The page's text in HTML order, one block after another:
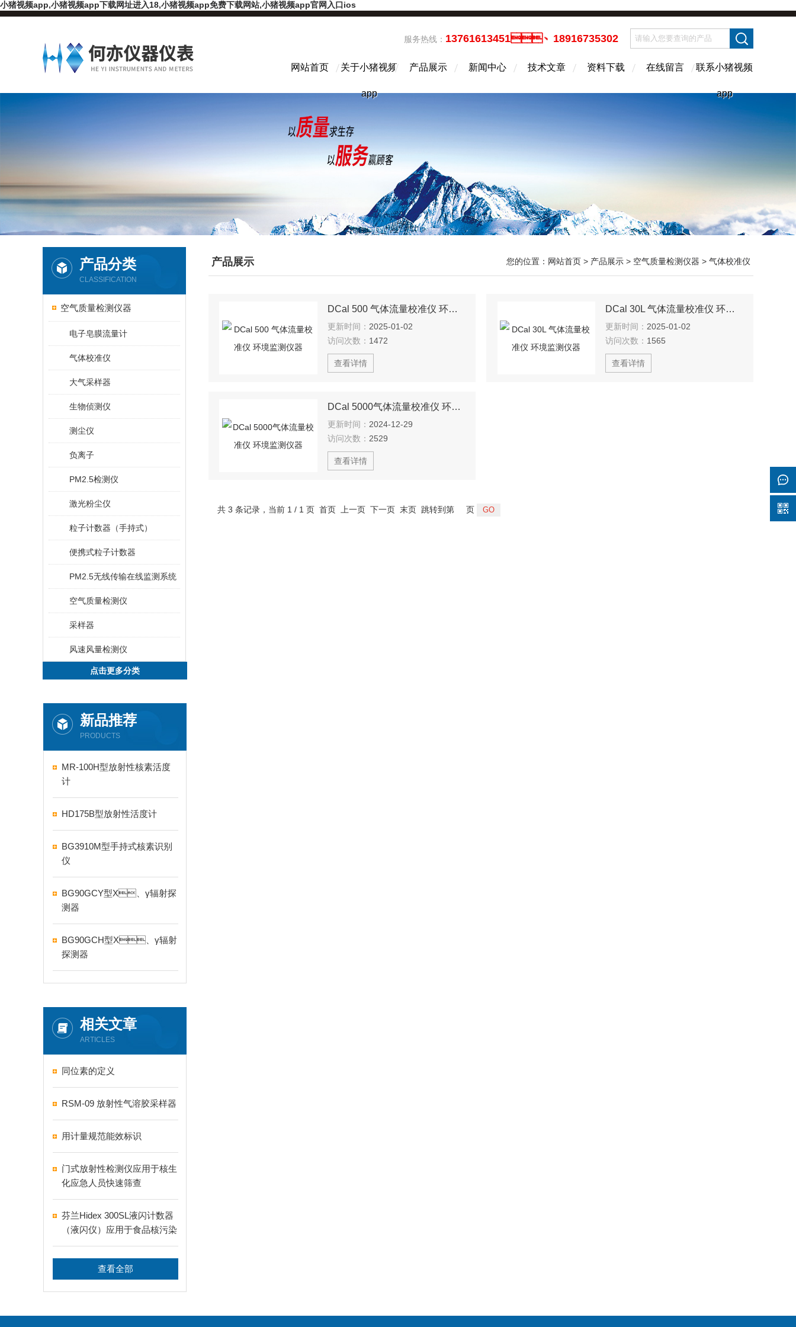
小猪视频app,小猪视频app下载网址进入18,小猪视频app免费下载网站,小猪视频app官网入口ios
服务热线： 13761613451、18916735302
网站首页 关于小猪视频
app
产品展示 新闻中心 技术文章 资料下载 在线留言 联系小猪视频
app
产品分类
CLASSIFICATION
空气质量检测仪器
电子皂膜流量计
气体校准仪
大气采样器
生物侦测仪
测尘仪
负离子
PM2.5检测仪
激光粉尘仪
粒子计数器（手持式）
便携式粒子计数器
PM2.5无线传输在线监测系统
空气质量检测仪
采样器
风速风量检测仪
点击更多分类
新品推荐
PRODUCTS
MR-100H型放射性核素活度
计
HD175B型放射性活度计
BG3910M型手持式核素识别
仪
BG90GCY型X、γ辐射探
测器
BG90GCH型X、γ辐射
探测器
相关文章
ARTICLES
同位素的定义
RSM-09 放射性气溶胶采样器
用计量规范能效标识
门式放射性检测仪应用于核生
化应急人员快速筛查
芬兰Hidex 300SL液闪计数器
（液闪仪）应用于食品核污染
氚测量
查看全部
产品展示 您的位置： 网站首页 > 产品展示 > 空气质量检测仪器 > 气体校准仪
DCal 500 气体流量校准仪 环境监测仪器
更新时间： 2025-01-02
访问次数： 1472
查看详情
DCal 30L 气体流量校准仪 环境监测仪器
更新时间： 2025-01-02
访问次数： 1565
查看详情
DCal 5000气体流量校准仪 环境监测仪器
更新时间： 2024-12-29
访问次数： 2529
查看详情
共 3 条记录，当前 1 / 1 页 首页 上一页 下一页 末页 跳转到第 页